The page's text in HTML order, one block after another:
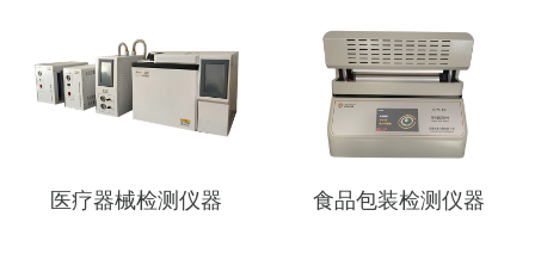
医疗器械检测仪器 食品包装检测仪器